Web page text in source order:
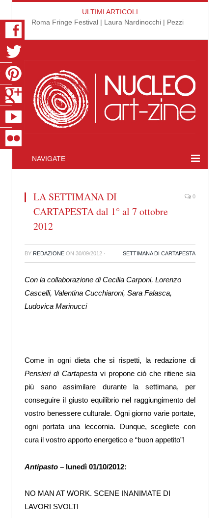
ULTIMI ARTICOLI
Roma Fringe Festival | Laura Nardinocchi | Pezzi
NAVIGATE
LA SETTIMANA DI
CARTAPESTA dal 1° al 7 ottobre
2012
0
BY REDAZIONE ON 30/09/2012 · SETTIMANA DI CARTAPESTA
Con la collaborazione di Cecilia Carponi, Lorenzo
Cascelli, Valentina Cucchiaroni, Sara Falasca,
Ludovica Marinucci
Come in ogni dieta che si rispetti, la redazione di
Pensieri di Cartapestavi propone ciò che ritiene sia
più sano assimilare durante la settimana, per
conseguire il giusto equilibrio nel raggiungimento del
vostro benessere culturale. Ogni giorno varie portate,
ogni portata una leccornia. Dunque, scegliete con
cura il vostro apporto energetico e “buon appetito”!
Antipasto – lunedì 01/10/2012:
NO MAN AT WORK. SCENE INANIMATE DI
LAVORI SVOLTI